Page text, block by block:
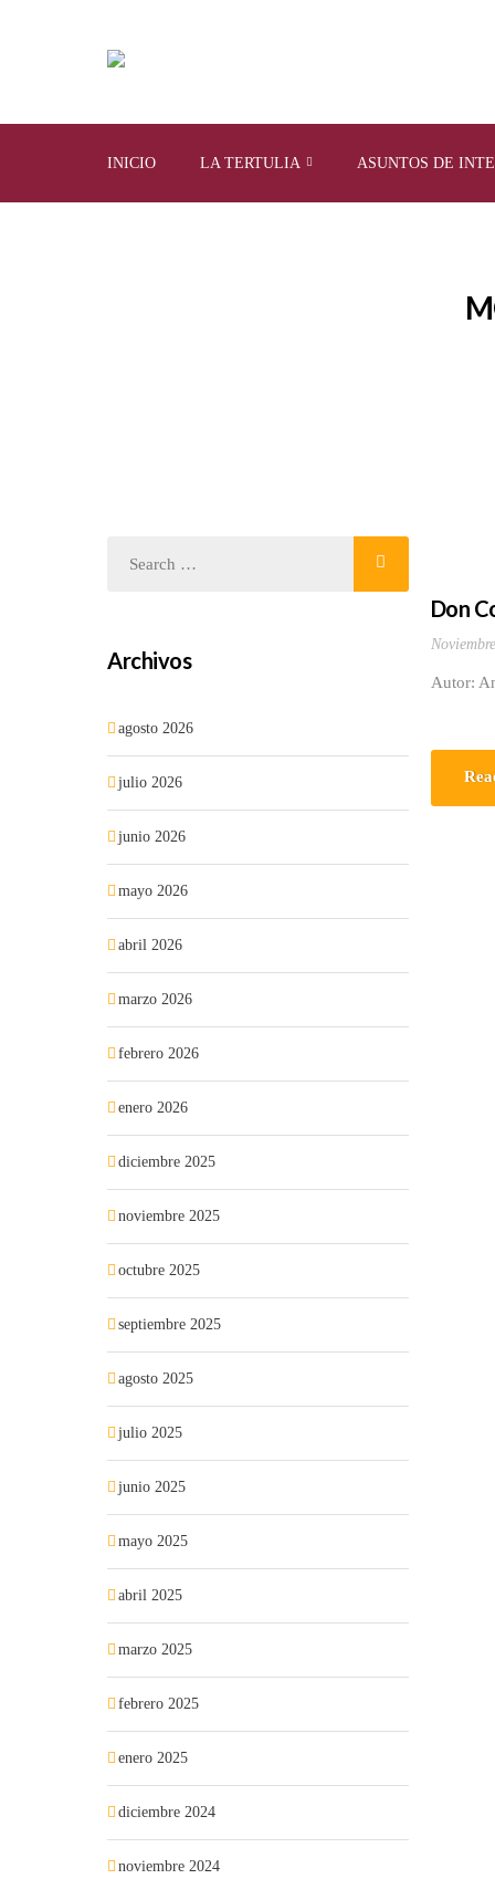
INICIO LA TERTULIA ASUNTOS DE
Don
Autor:
Archivos
agosto 2026
julio 2026
junio 2026
mayo 2026
abril 2026
marzo 2026
febrero 2026
enero 2026
diciembre 2025
noviembre 2025
octubre 2025
septiembre 2025
agosto 2025
julio 2025
junio 2025
mayo 2025
abril 2025
marzo 2025
febrero 2025
enero 2025
diciembre 2024
noviembre 2024